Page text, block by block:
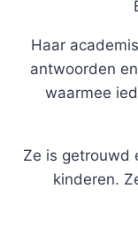
Haar
antwoorden
waarmee
Ze is getrouwd
kinderen.